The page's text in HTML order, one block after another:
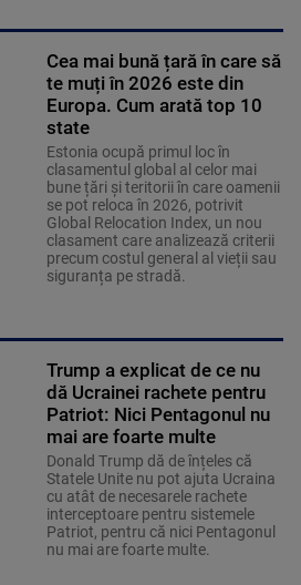
Cea mai bună țară în care să
te muți în 2026 este din
Europa. Cum arată top 10
state
Estonia ocupă primul loc în
clasamentul global al celor mai
bune țări și teritorii în care oamenii
se pot reloca în 2026, potrivit
Global Relocation Index, un nou
clasament care analizează criterii
precum costul general al vieții sau
siguranța pe stradă.
Trump a explicat de ce nu
dă Ucrainei rachete pentru
Patriot: Nici Pentagonul nu
mai are foarte multe
Donald Trump dă de înțeles că
Statele Unite nu pot ajuta Ucraina
cu atât de necesarele rachete
interceptoare pentru sistemele
Patriot, pentru că nici Pentagonul
nu mai are foarte multe.